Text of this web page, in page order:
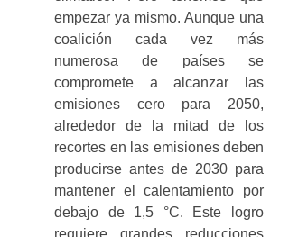
empezar ya mismo. Aunque una
coalición cada vez más
numerosa de países se
compromete a alcanzar las
emisiones cero para 2050,
alrededor de la mitad de los
recortes en las emisiones deben
producirse antes de 2030 para
mantener el calentamiento por
debajo de 1,5 °C. Este logro
requiere grandes reducciones